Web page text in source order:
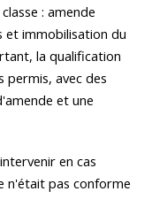
: amende
immobilisation du
la qualification
permis, avec des
et une
en cas
n'était pas conforme